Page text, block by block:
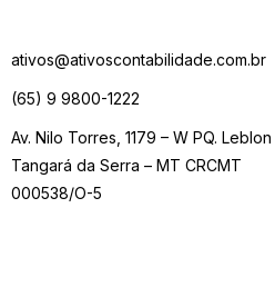
ativos@ativoscontabilidade.com.br
(65) 9 9800-1222
Av. Nilo Torres, 1179 – W PQ. Leblon
Tangará da Serra – MT CRCMT
000538/O-5